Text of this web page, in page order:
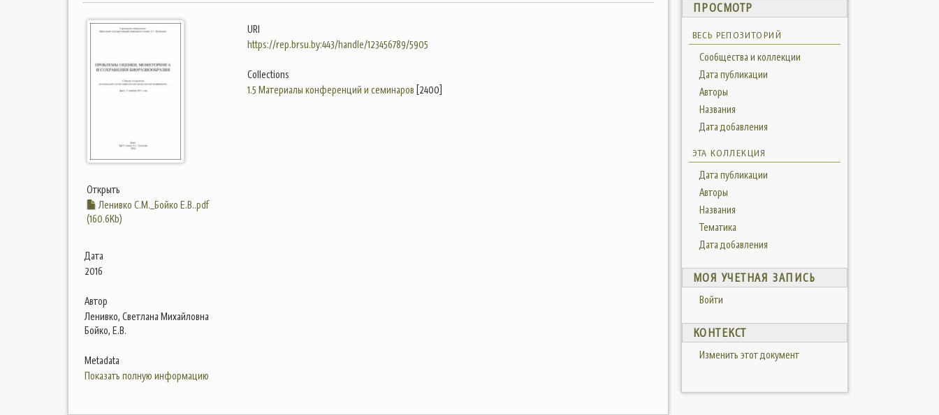
Открыть
Ленивко С.М._Бойко Е.В..pdf
(160.6Kb)
Дата
2016
Автор
Ленивко, Светлана Михайловна
Бойко, Е.В.
Metadata
Показать полную информацию
URI
https://rep.brsu.by:443/handle/123456789/5905
Collections
1.5 Материалы конференций и семинаров [2400]
ПРОСМОТР
ВЕСЬ РЕПОЗИТОРИЙ
Сообщества и коллекции
Дата публикации
Авторы
Названия
Дата добавления
ЭТА КОЛЛЕКЦИЯ
Дата публикации
Авторы
Названия
Тематика
Дата добавления
МОЯ УЧЕТНАЯ ЗАПИСЬ
Войти
КОНТЕКСТ
Изменить этот документ